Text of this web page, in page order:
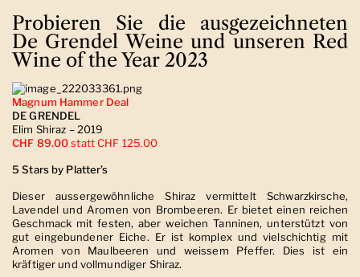
Probieren Sie die ausgezeichneten
De Grendel Weine und unseren Red
Wine of the Year 2023
Magnum Hammer Deal
DE GRENDEL
Elim Shiraz – 2019
CHF 89.00statt CHF 125.00
5 Stars by Platter’s
Dieser aussergewöhnliche Shiraz vermittelt Schwarzkirsche,
Lavendel und Aromen von Brombeeren. Er bietet einen reichen
Geschmack mit festen, aber weichen Tanninen, unterstützt von
gut eingebundener Eiche. Er ist komplex und vielschichtig mit
Aromen von Maulbeeren und weissem Pfeffer. Dies ist ein
kräftiger und vollmundiger Shiraz.